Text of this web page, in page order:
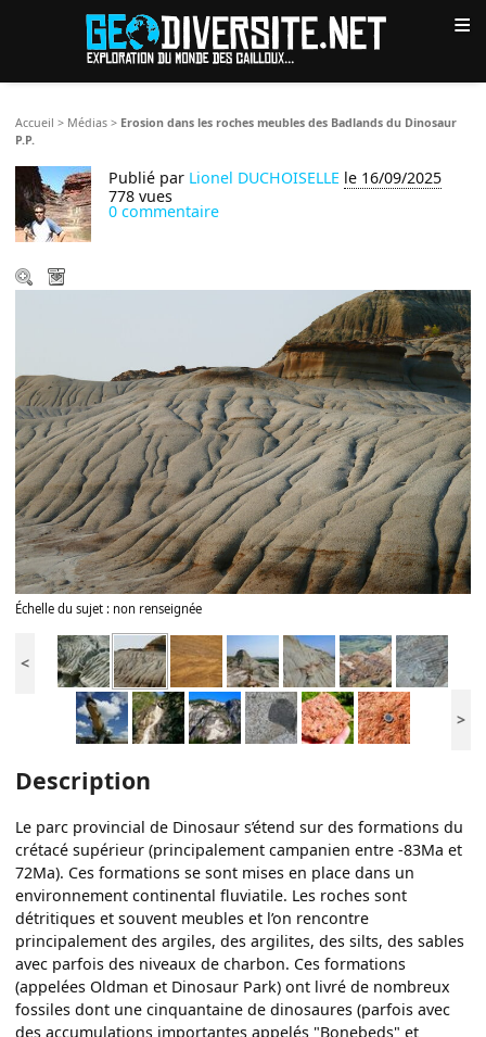
≡
Accueil > Médias > Erosion dans les roches meubles des Badlands du Dinosaur
P.P.
Publié par Lionel DUCHOISELLE le 16/09/2025
778 vues
0 commentaire
Échelle du sujet : non renseignée
<
>
Description
Le parc provincial de Dinosaur s’étend sur des formations du
crétacé supérieur (principalement campanien entre -83Ma et
72Ma). Ces formations se sont mises en place dans un
environnement continental fluviatile. Les roches sont
détritiques et souvent meubles et l’on rencontre
principalement des argiles, des argilites, des silts, des sables
avec parfois des niveaux de charbon. Ces formations
(appelées Oldman et Dinosaur Park) ont livré de nombreux
fossiles dont une cinquantaine de dinosaures (parfois avec
des accumulations importantes appelés "Bonebeds" et